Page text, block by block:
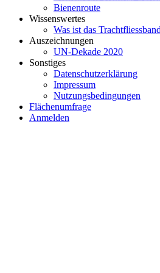
Bienenroute
Wissenswertes
Was ist das
Auszeichnungen
UN-Dekade 2020
Sonstiges
Datenschutzerklärung
Impressum
Nutzungsbedingungen
Flächenumfrage
Anmelden